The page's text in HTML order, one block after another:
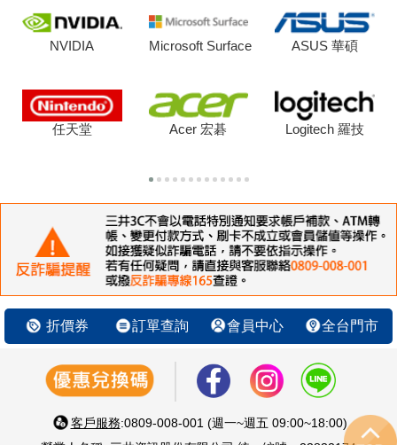
NVIDIA Microsoft Surface ASUS 華碩
任天堂 Acer 宏碁 Logitech 羅技
折價券 訂單查詢 會員中心 全台門市
客戶服務:0809-008-001 (週一~週五 09:00~18:00)